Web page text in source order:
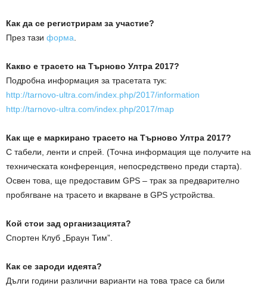
Как да се регистрирам за участие?
През тази форма
Какво е трасето на Търново Ултра 2017?
Подробна информация за трасетата тук:
http://tarnovo-ultra.com/index.php/2017/information
http://tarnovo-ultra.com/index.php/2017/map
Как ще е маркирано трасето на Търново Ултра 2017?
С табели, ленти и спрей. (Точна информация ще получите на
техническата конференция, непосредствено преди старта).
Освен това, ще предоставим GPS – трак за предварително
пробягване на трасето и вкарване в GPS устройства.
Кой стои зад организацията?
Спортен Клуб „Браун Тим”.
Как се зароди идеята?
Дълги години различни варианти на това трасе са били